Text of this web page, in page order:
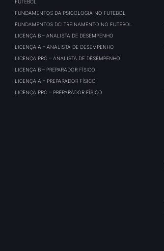
FUTEBOL
FUNDAMENTOS DA PSICOLOGIA NO FUTEBOL
FUNDAMENTOS DO TREINAMENTO NO FUTEBOL
LICENÇA B – ANALISTA DE DESEMPENHO
LICENÇA A – ANALISTA DE DESEMPENHO
LICENÇA PRO – ANALISTA DE DESEMPENHO
LICENÇA B – PREPARADOR FÍSICO
LICENÇA A – PREPARADOR FÍSICO
LICENÇA PRO – PREPARADOR FÍSICO